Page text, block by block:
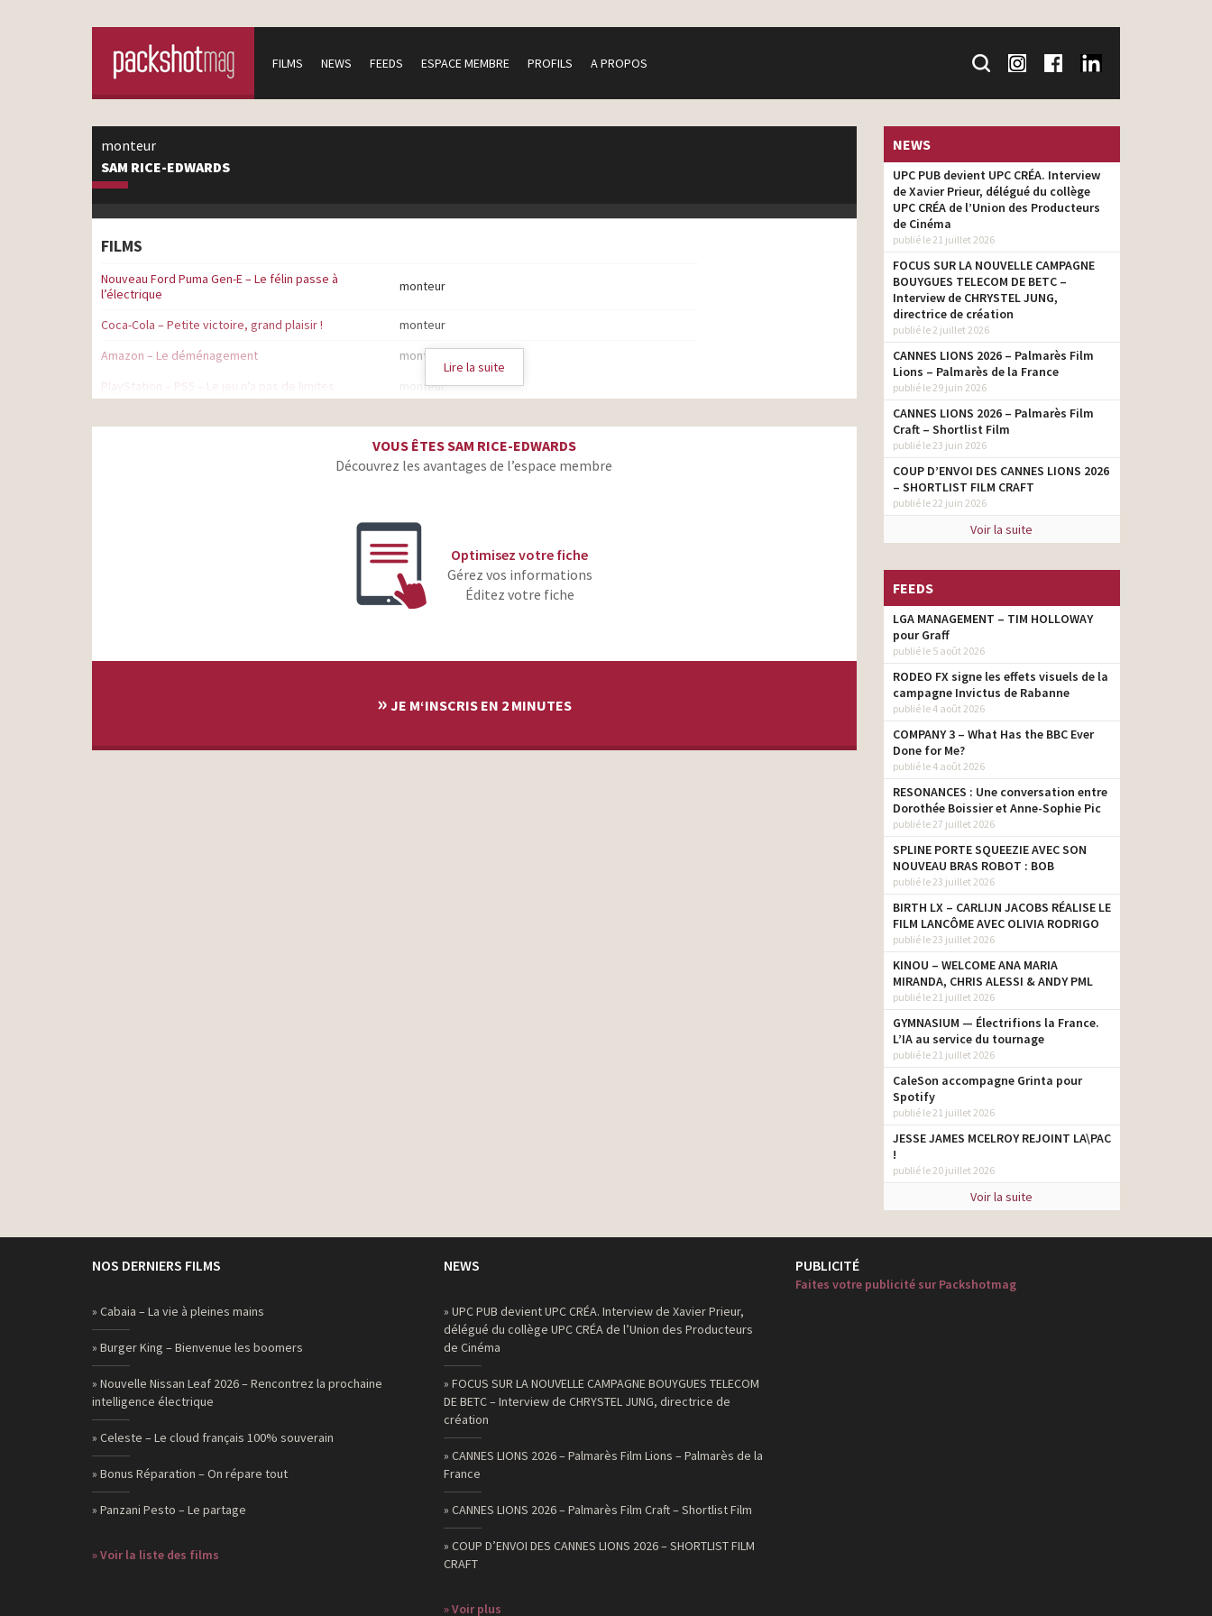
FILMS NEWS FEEDS ESPACE MEMBRE PROFILS A PROPOS
monteur
SAM RICE-EDWARDS
FILMS
Nouveau Ford Puma Gen-E – Le félin passe à
l’électrique
monteur
Coca-Cola – Petite victoire, grand plaisir !
monteur
Amazon – Le déménagement
monteur
PlayStation – PS5 – Le jeu n’a pas de limites
monteur
monteur
Lire la suite
VOUS ÊTES SAM RICE-EDWARDS
Découvrez les avantages de l’espace membre
Optimisez votre fiche
Gérez vos informations
Éditez votre fiche
» JE M‘INSCRIS EN 2 MINUTES
NEWS
UPC PUB devient UPC CRÉA. Interview
de Xavier Prieur, délégué du collège
UPC CRÉA de l’Union des Producteurs
de Cinéma
publié le 21 juillet 2026
FOCUS SUR LA NOUVELLE CAMPAGNE
BOUYGUES TELECOM DE BETC –
Interview de CHRYSTEL JUNG,
directrice de création
publié le 2 juillet 2026
CANNES LIONS 2026 – Palmarès Film
Lions – Palmarès de la France
publié le 29 juin 2026
CANNES LIONS 2026 – Palmarès Film
Craft – Shortlist Film
publié le 23 juin 2026
COUP D’ENVOI DES CANNES LIONS 2026
– SHORTLIST FILM CRAFT
publié le 22 juin 2026
Voir la suite
FEEDS
LGA MANAGEMENT – TIM HOLLOWAY
pour Graff
publié le 5 août 2026
RODEO FX signe les effets visuels de la
campagne Invictus de Rabanne
publié le 4 août 2026
COMPANY 3 – What Has the BBC Ever
Done for Me?
publié le 4 août 2026
RESONANCES : Une conversation entre
Dorothée Boissier et Anne-Sophie Pic
publié le 27 juillet 2026
SPLINE PORTE SQUEEZIE AVEC SON
NOUVEAU BRAS ROBOT : BOB
publié le 23 juillet 2026
BIRTH LX – CARLIJN JACOBS RÉALISE LE
FILM LANCÔME AVEC OLIVIA RODRIGO
publié le 23 juillet 2026
KINOU – WELCOME ANA MARIA
MIRANDA, CHRIS ALESSI & ANDY PML
publié le 21 juillet 2026
GYMNASIUM — Électrifions la France.
L’IA au service du tournage
publié le 21 juillet 2026
CaleSon accompagne Grinta pour
Spotify
publié le 21 juillet 2026
JESSE JAMES MCELROY REJOINT LA\PAC
!
publié le 20 juillet 2026
Voir la suite
NOS DERNIERS FILMS
» Cabaia – La vie à pleines mains
» Burger King – Bienvenue les boomers
» Nouvelle Nissan Leaf 2026 – Rencontrez la prochaine
intelligence électrique
» Celeste – Le cloud français 100% souverain
» Bonus Réparation – On répare tout
» Panzani Pesto – Le partage
» Voir la liste des films
NEWS
» UPC PUB devient UPC CRÉA. Interview de Xavier Prieur,
délégué du collège UPC CRÉA de l’Union des Producteurs
de Cinéma
» FOCUS SUR LA NOUVELLE CAMPAGNE BOUYGUES TELECOM
DE BETC – Interview de CHRYSTEL JUNG, directrice de
création
» CANNES LIONS 2026 – Palmarès Film Lions – Palmarès de la
France
» CANNES LIONS 2026 – Palmarès Film Craft – Shortlist Film
» COUP D’ENVOI DES CANNES LIONS 2026 – SHORTLIST FILM
CRAFT
» Voir plus
PUBLICITÉ
Faites votre publicité sur Packshotmag